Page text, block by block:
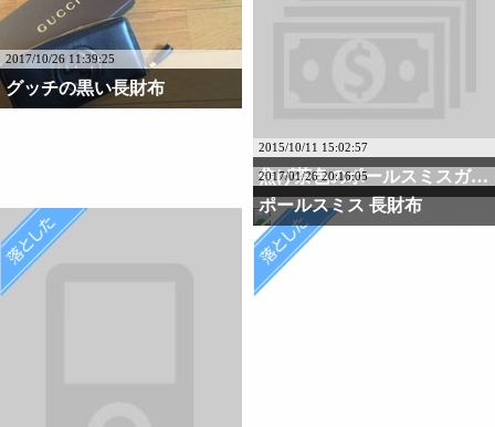
2017/10/26 11:39:25
グッチの黒い長財布
2015/10/11 15:02:57
焦げ茶色のポールスミスガマ口
2017/01/26 20:16:05
ポールスミス 長財布